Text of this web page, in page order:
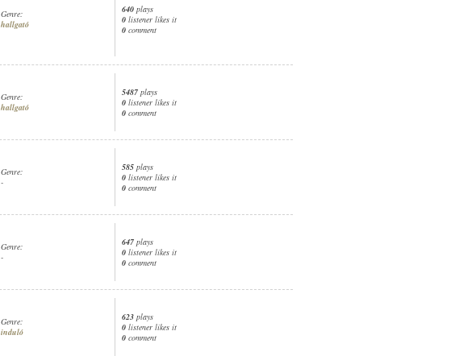
Genre:
hallgató
640 plays
0 listener likes it
0 comment
Genre:
hallgató
5487 plays
0 listener likes it
0 comment
Genre:
-
585 plays
0 listener likes it
0 comment
Genre:
-
647 plays
0 listener likes it
0 comment
Genre:
induló
623 plays
0 listener likes it
0 comment